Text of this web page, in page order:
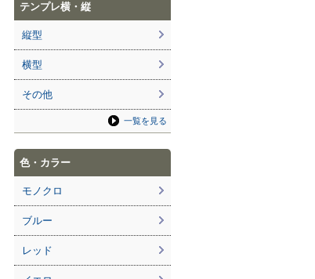
テンプレ横・縦
縦型
横型
その他
一覧を見る
色・カラー
モノクロ
ブルー
レッド